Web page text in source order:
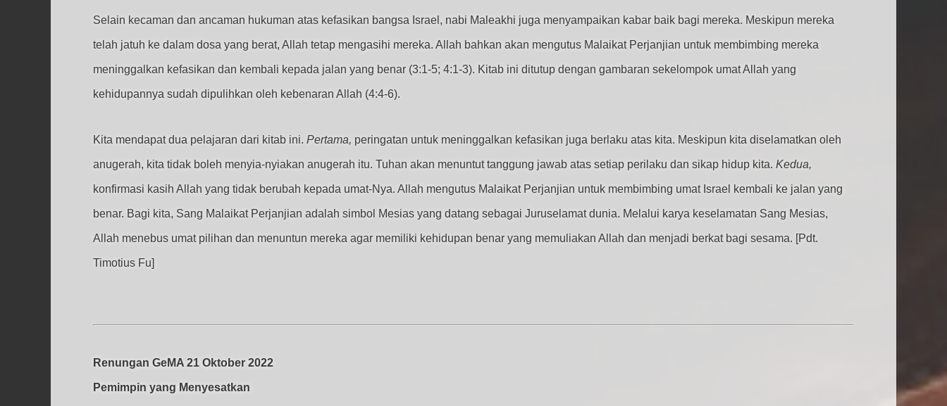
Selain kecaman dan ancaman hukuman atas kefasikan bangsa Israel, nabi Maleakhi juga menyampaikan kabar baik bagi mereka. Meskipun mereka
telah jatuh ke dalam dosa yang berat, Allah tetap mengasihi mereka. Allah bahkan akan mengutus Malaikat Perjanjian untuk membimbing mereka
meninggalkan kefasikan dan kembali kepada jalan yang benar (3:1-5; 4:1-3). Kitab ini ditutup dengan gambaran sekelompok umat Allah yang
kehidupannya sudah dipulihkan oleh kebenaran Allah (4:4-6).
Kita mendapat dua pelajaran dari kitab ini. Pertama, peringatan untuk meninggalkan kefasikan juga berlaku atas kita. Meskipun kita diselamatkan oleh
anugerah, kita tidak boleh menyia-nyiakan anugerah itu. Tuhan akan menuntut tanggung jawab atas setiap perilaku dan sikap hidup kita. Kedua,
konfirmasi kasih Allah yang tidak berubah kepada umat-Nya. Allah mengutus Malaikat Perjanjian untuk membimbing umat Israel kembali ke jalan yang
benar. Bagi kita, Sang Malaikat Perjanjian adalah simbol Mesias yang datang sebagai Juruselamat dunia. Melalui karya keselamatan Sang Mesias,
Allah menebus umat pilihan dan menuntun mereka agar memiliki kehidupan benar yang memuliakan Allah dan menjadi berkat bagi sesama. [Pdt.
Timotius Fu]
Renungan GeMA 21 Oktober 2022
Pemimpin yang Menyesatkan